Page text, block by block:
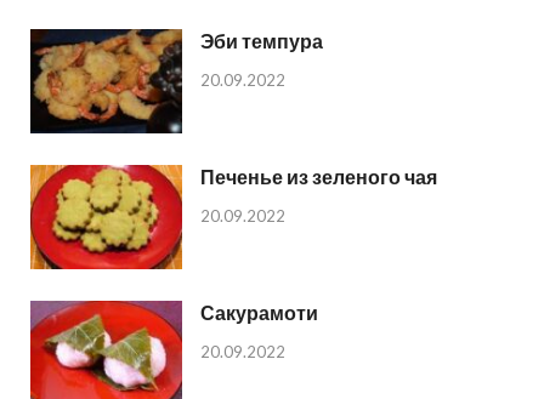
Эби темпура
20.09.2022
Печенье из зеленого чая
20.09.2022
Сакурамоти
20.09.2022